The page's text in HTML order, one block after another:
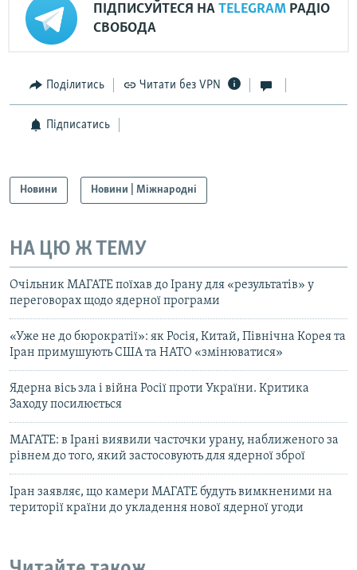
ПІДПИСУЙТЕСЯ НА TELEGRAM РАДІО
СВОБОДА
Поділитись Читати без VPN
Підписатись
Новини Новини | Міжнародні
НА ЦЮ Ж ТЕМУ
Очільник МАГАТЕ поїхав до Ірану для «результатів» у
переговорах щодо ядерної програми
«Уже не до бюрократії»: як Росія, Китай, Північна Корея та
Іран примушують США та НАТО «змінюватися»
Ядерна вісь зла і війна Росії проти України. Критика
Заходу посилюється
МАГАТЕ: в Ірані виявили часточки урану, наближеного за
рівнем до того, який застосовують для ядерної зброї
Іран заявляє, що камери МАГАТЕ будуть вимкненими на
території країни до укладення нової ядерної угоди